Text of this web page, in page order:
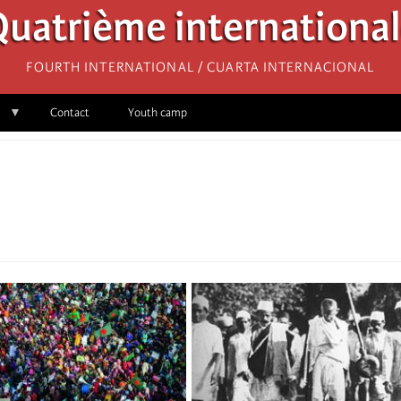
Fourth International / Cuarta Internacional
Contact Youth camp